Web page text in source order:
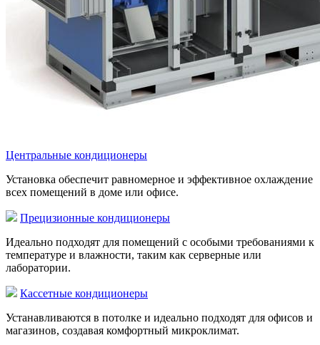
Центральные кондиционеры
Установка обеспечит равномерное и эффективное охлаждение
всех помещений в доме или офисе.
Прецизионные кондиционеры
Идеально подходят для помещений с особыми требованиями к
температуре и влажности, таким как серверные или
лаборатории.
Кассетные кондиционеры
Устанавливаются в потолке и идеально подходят для офисов и
магазинов, создавая комфортный микроклимат.